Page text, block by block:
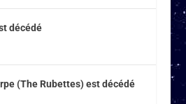
décédé
(The Rubettes) est décédé